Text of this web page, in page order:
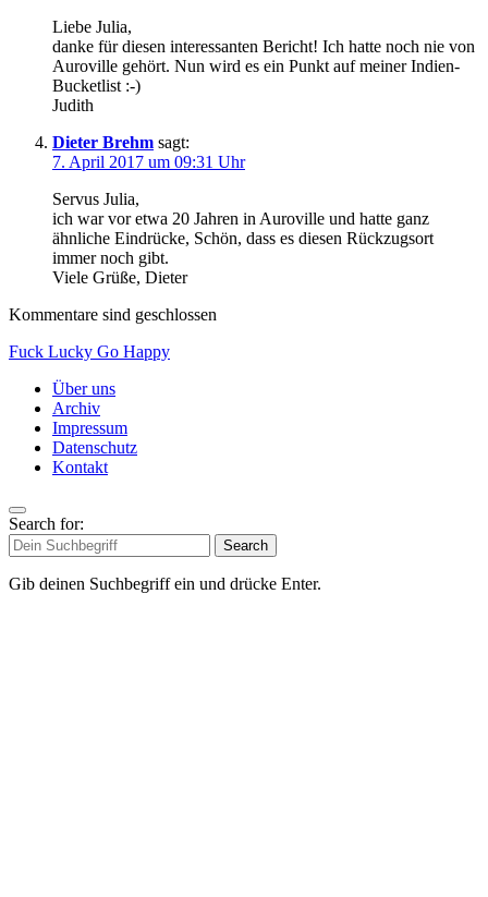
Liebe Julia,
danke für diesen interessanten Bericht! Ich hatte noch nie von
Auroville gehört. Nun wird es ein Punkt auf meiner Indien-
Bucketlist :-)
Judith
Dieter Brehm sagt:
7. April 2017 um 09:31 Uhr
Servus Julia,
ich war vor etwa 20 Jahren in Auroville und hatte ganz
ähnliche Eindrücke, Schön, dass es diesen Rückzugsort
immer noch gibt.
Viele Grüße, Dieter
Kommentare sind geschlossen
Fuck Lucky Go Happy
Über uns
Archiv
Impressum
Datenschutz
Kontakt
Search for:
Search
Gib deinen Suchbegriff ein und drücke Enter.